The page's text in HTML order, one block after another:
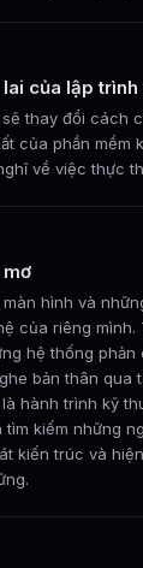
của lập trình
thay đổi cách
của phần mềm
về việc thực
hình và
của riêng mình.
hệ thống
bản thân qua
hành trình kỹ
tìm kiếm những
kiến trúc và